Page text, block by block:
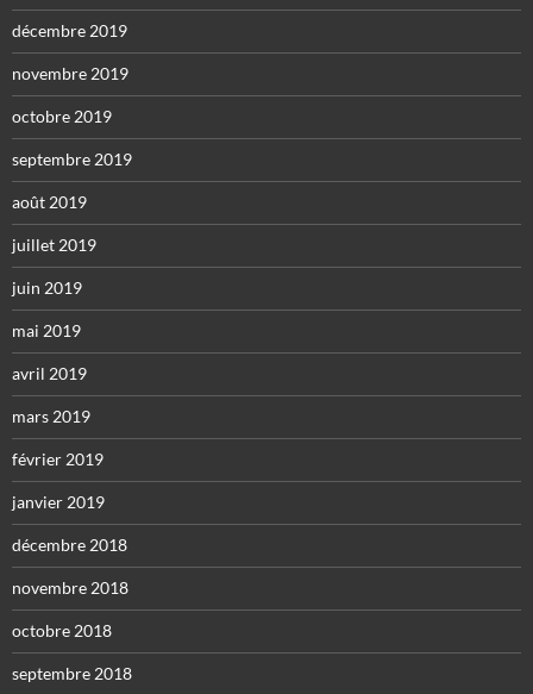
décembre 2019
novembre 2019
octobre 2019
septembre 2019
août 2019
juillet 2019
juin 2019
mai 2019
avril 2019
mars 2019
février 2019
janvier 2019
décembre 2018
novembre 2018
octobre 2018
septembre 2018